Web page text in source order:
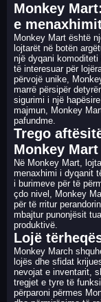
Monkey
e
Monkey Mart është
lojtarët në botën
një dyqani
të interesuar për
përvojë unike,
marrë përsipër
sigurimi i një
majmun, Monkey
pafundme.
Trego
Monkey Mart
Në Monkey Mart,
menaxhimi i dyqanit
i burimeve për të
çdo nivel, Monkey
për të rritur
mbajtur punonjësit
produktivë.
Lojë
Monkey March
lojës dhe sfidat
nevojat e inventarit,
tregjet e tyre të
përparoni përmes